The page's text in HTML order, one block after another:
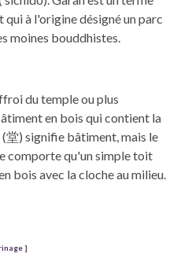
à l'origine désigné un parc
moines bouddhistes.
du temple ou plus
en bois qui contient la
堂) signifie bâtiment, mais le
comporte qu'un simple toit
bois avec la cloche au milieu.
]